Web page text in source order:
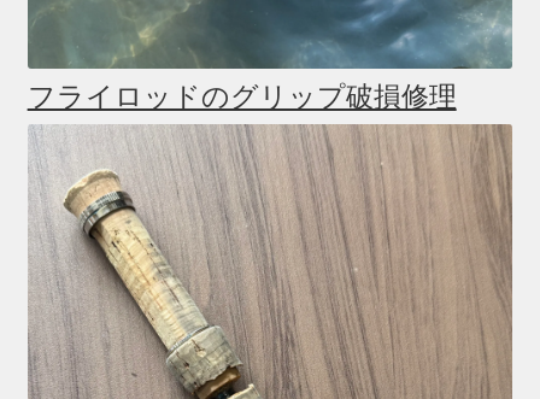
フライロッドのグリップ破損修理